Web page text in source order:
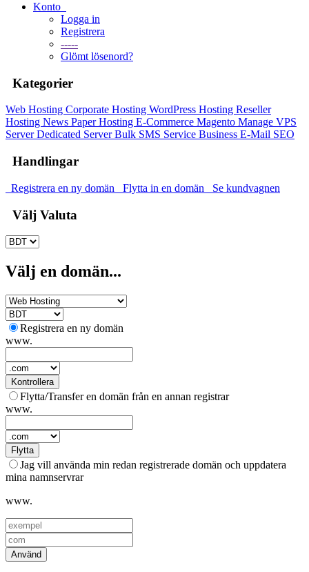
Konto
Logga in
Registrera
-----
Glömt lösenord?
Kategorier
Web Hosting Corporate Hosting WordPress Hosting Reseller
Hosting News Paper Hosting E-Commerce Magento Manage VPS
ServerDedicated ServerBulk SMS Service Business E-Mail SEO
Handlingar
Registrera en ny domän Flytta in en domän Se kundvagnen
Välj Valuta
Välj en domän...
Registrera en ny domän
www.
Kontrollera
Flytta/Transfer en domän från en annan registrar
www.
Flytta
Jag vill använda min redan registrerade domän och uppdatera
mina namnservrar
www.
Använd